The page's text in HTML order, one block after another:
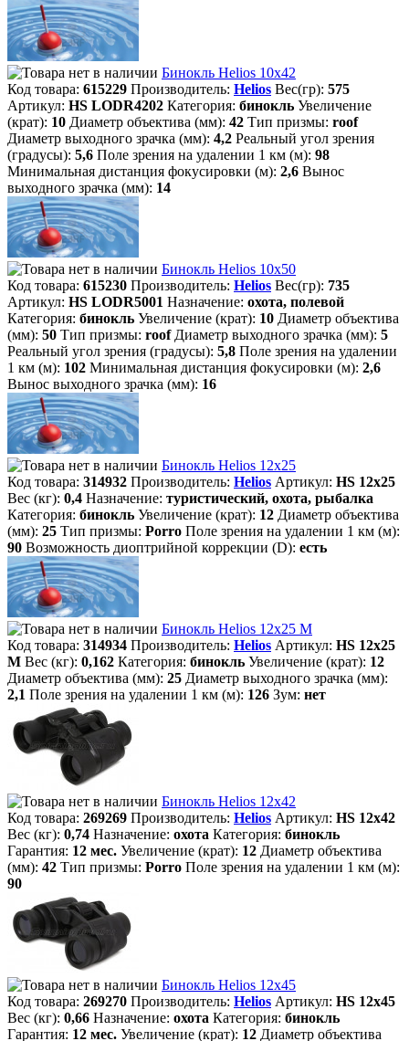
Бинокль Helios 10х42
Код товара: 615229 Производитель: Helios Вес(гр): 575
Артикул: HS LODR4202 Категория: бинокль Увеличение
(крат): 10 Диаметр объектива (мм): 42 Тип призмы: roof
Диаметр выходного зрачка (мм): 4,2 Реальный угол зрения
(градусы): 5,6 Поле зрения на удалении 1 км (м): 98
Минимальная дистанция фокусировки (м): 2,6 Вынос
выходного зрачка (мм): 14
Бинокль Helios 10х50
Код товара: 615230 Производитель: Helios Вес(гр): 735
Артикул: HS LODR5001 Назначение: охота, полевой
Категория: бинокль Увеличение (крат): 10 Диаметр объектива
(мм): 50 Тип призмы: roof Диаметр выходного зрачка (мм): 5
Реальный угол зрения (градусы): 5,8 Поле зрения на удалении
1 км (м): 102 Минимальная дистанция фокусировки (м): 2,6
Вынос выходного зрачка (мм): 16
Бинокль Helios 12х25
Код товара: 314932 Производитель: Helios Артикул: HS 12x25
Вес (кг): 0,4 Назначение: туристический, охота, рыбалка
Категория: бинокль Увеличение (крат): 12 Диаметр объектива
(мм): 25 Тип призмы: Porro Поле зрения на удалении 1 км (м):
90 Возможность диоптрийной коррекции (D): есть
Бинокль Helios 12х25 М
Код товара: 314934 Производитель: Helios Артикул: HS 12х25
M Вес (кг): 0,162 Категория: бинокль Увеличение (крат): 12
Диаметр объектива (мм): 25 Диаметр выходного зрачка (мм):
2,1 Поле зрения на удалении 1 км (м): 126 Зум: нет
Бинокль Helios 12х42
Код товара: 269269 Производитель: Helios Артикул: HS 12х42
Вес (кг): 0,74 Назначение: охота Категория: бинокль
Гарантия: 12 мес. Увеличение (крат): 12 Диаметр объектива
(мм): 42 Тип призмы: Porro Поле зрения на удалении 1 км (м):
90
Бинокль Helios 12х45
Код товара: 269270 Производитель: Helios Артикул: HS 12х45
Вес (кг): 0,66 Назначение: охота Категория: бинокль
Гарантия: 12 мес. Увеличение (крат): 12 Диаметр объектива